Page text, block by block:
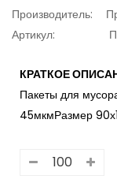
Производитель:
Артикул:
КРАТКОЕ
Пакеты для
45мкмРазмер